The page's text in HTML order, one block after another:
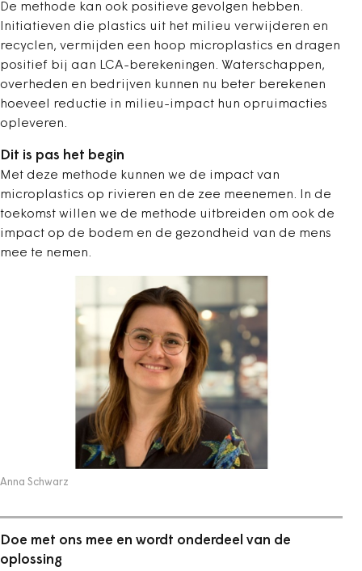
De methode kan ook positieve gevolgen hebben.
Initiatieven die plastics uit het milieu verwijderen en
recyclen, vermijden een hoop microplastics en dragen
positief bij aan LCA-berekeningen. Waterschappen,
overheden en bedrijven kunnen nu beter berekenen
hoeveel reductie in milieu-impact hun opruimacties
opleveren.
Dit is pas het begin
Met deze methode kunnen we de impact van
microplastics op rivieren en de zee meenemen. In de
toekomst willen we de methode uitbreiden om ook de
impact op de bodem en de gezondheid van de mens
mee te nemen.
Anna Schwarz
Doe met ons mee en wordt onderdeel van de
oplossing